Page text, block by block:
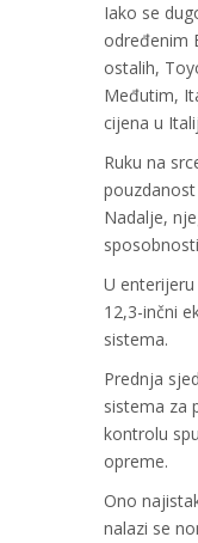
Iako se
određenim
ostalih,
Međutim,
cijena u
Ruku na
Nadalje,
U
12,3-inčni
sistema.
Prednja
sistema za
kontrolu
opreme.
Ono
nalazi se